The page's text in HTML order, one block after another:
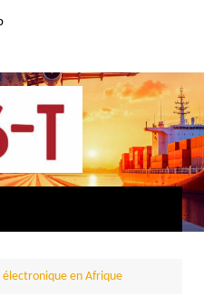
en Afrique